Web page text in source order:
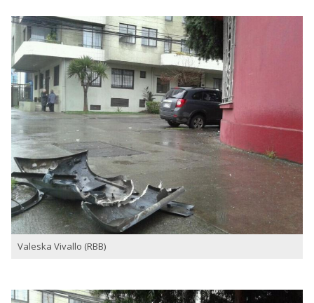
Valeska Vivallo (RBB)